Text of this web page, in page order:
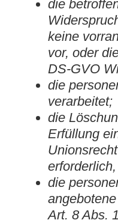
die
keine
vor, oder
DS-GVO
die
verarbeitet;
die
Erfüllung
die
Art. 8 Abs.